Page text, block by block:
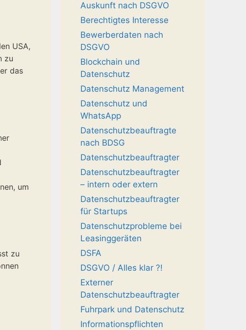
USA,
zu
das
um
zu
Auskunft nach DSGVO
Berechtigtes Interesse
Bewerberdaten nach
DSGVO
Blockchain und
Datenschutz
Datenschutz Management
Datenschutz und
WhatsApp
Datenschutzbeauftragte
nach BDSG
Datenschutzbeauftragter
Datenschutzbeauftragter
– intern oder extern
Datenschutzbeauftragter
für Startups
Datenschutzprobleme bei
Leasinggeräten
DSFA
DSGVO / Alles klar ?!
Externer
Datenschutzbeauftragter
Fuhrpark und Datenschutz
Informationspflichten